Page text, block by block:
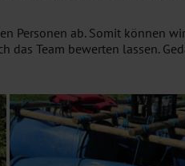
Personen ab. Somit können
Team bewerten lassen.